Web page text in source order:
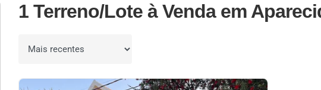
1 Terreno/Lote à Venda em
Ordenar por